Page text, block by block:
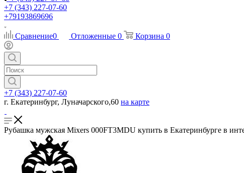
+7 (343) 227-07-60
+79193869696
Сравнение0 Отложенные 0 Корзина 0
+7 (343) 227-07-60
г. Екатеринбург, Луначарского,60 на карте
Рубашка мужская Mixers 000FT3MDU купить в Екатеринбурге в